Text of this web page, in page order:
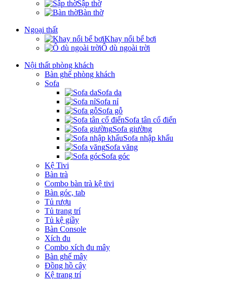
Sập thờ
Bàn thờ
Ngoại thất
Khay nổi bể bơi
Ô dù ngoài trời
Nội thất phòng khách
Bàn ghế phòng khách
Sofa
Sofa da
Sofa nỉ
Sofa gỗ
Sofa tân cổ điển
Sofa giường
Sofa nhập khẩu
Sofa văng
Sofa góc
Kệ Tivi
Bàn trà
Combo bàn trà kệ tivi
Bàn góc, tab
Tủ rượu
Tủ trang trí
Tủ kệ giầy
Bàn Console
Xích đu
Combo xích đu mây
Bàn ghế mây
Đồng hồ cây
Kệ trang trí